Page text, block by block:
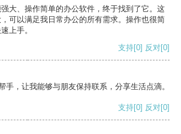
大、操作简单的办公软件，终于找到了它。这
可以满足我日常办公的所有需求。操作也很简
上手。
支持[0] 反对[0]
手，让我能够与朋友保持联系，分享生活点滴。
支持[0] 反对[0]